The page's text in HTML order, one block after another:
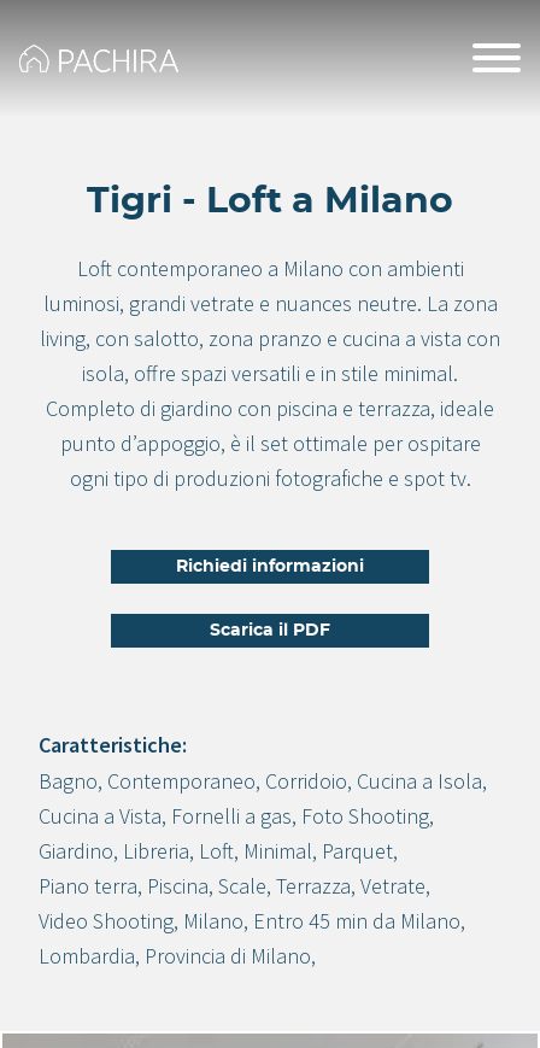
Tigri - Loft a Milano
Loft contemporaneo a Milano con ambienti
luminosi, grandi vetrate e nuances neutre. La zona
living, con salotto, zona pranzo e cucina a vista con
isola, offre spazi versatili e in stile minimal.
Completo di giardino con piscina e terrazza, ideale
punto d’appoggio, è il set ottimale per ospitare
ogni tipo di produzioni fotografiche e spot tv.
Richiedi informazioni
Scarica il PDF
Crea progetto
Caratteristiche:
Bagno, Contemporaneo, Corridoio, Cucina a Isola,
Cucina a Vista, Fornelli a gas, Foto Shooting,
Giardino, Libreria, Loft, Minimal, Parquet,
Piano terra, Piscina, Scale, Terrazza, Vetrate,
Video Shooting, Milano, Entro 45 min da Milano,
Lombardia, Provincia di Milano,